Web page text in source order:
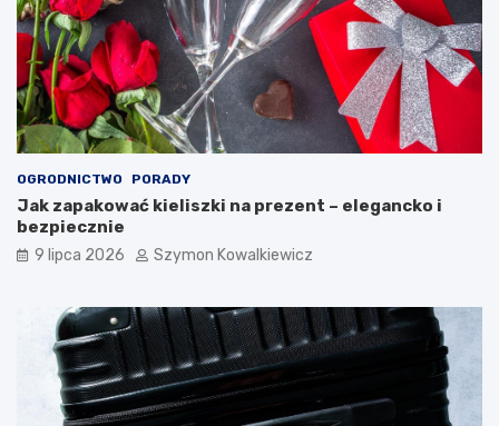
OGRODNICTWO PORADY
Jak zapakować kieliszki na prezent – elegancko i
bezpiecznie
9 lipca 2026 Szymon Kowalkiewicz